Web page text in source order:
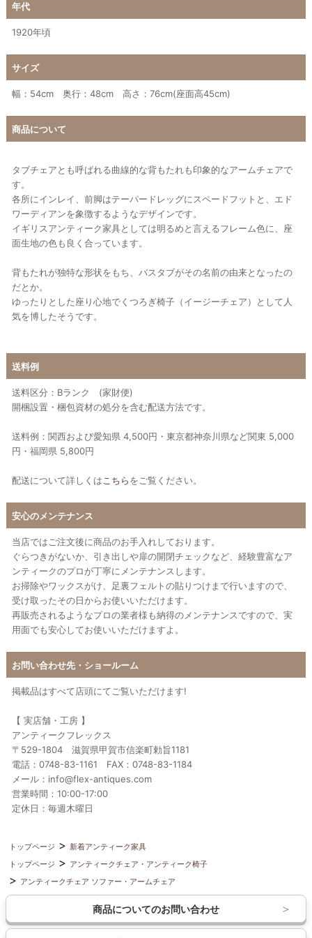
年代
1920年頃
サイズ
幅：54cm 奥行：48cm 高さ：76cm(座面高45cm)
商品について
タブチェアとも呼ばれる曲線的な背もたれも印象的なアームチェアで
す。
各所にインレイ、前脚はテーパードレッグにスペードフットと、エド
ワーディアンを象徴するようなデザインです。
イギリスアンティーク家具としては明るめと言えるフレーム色に、座
面生地の色も良く合っています。
背もたれが独特な形状をもち、バスタブがその名前の由来となったの
だとか。
ゆったりとした座り心地でくつろぎ椅子（イージーチェア）として人
気を博したそうです。
送料例
送料区分：Bランク (家財便)
開梱設置・梱包資材の処分を含む配送方法です。
送料例：関西および愛知県 4,500円・東京都神奈川県など関東 5,000
円・福岡県 5,800円
配送について詳しくは こちらをご覧ください。
安心のメンテナンス
当店ではご注文後に商品のお手入れしております。
ぐらつきがないか、引き出しや扉の開閉チェックなど、経験豊富なア
ンティークのプロが丁寧にメンテナンスします。
お掃除やワックスがけ、足裏フェルトの貼りつけまで行いますので、
受け取ったその日からお使いいただけます。
再販売されるようなプロの業者様も納得のメンテナンスですので、実
用面でも安心してお使いいただけますよ。
お問い合わせ先・ショールーム
掲載品はすべて店頭にてご覧いただけます!
【 実店舗・工房 】
アンティークフレックス
〒529-1804 滋賀県甲賀市信楽町勅旨1181
電話：0748-83-1161 FAX：0748-83-1184
メール：info@flex-antiques.com
営業時間：10:00-17:00
定休日：毎週木曜日
トップページ
新着アンティーク家具
トップページ
アンティークチェア・アンティーク椅子
アンティークチェア ソファー・アームチェア
商品についてのお問い合わせ